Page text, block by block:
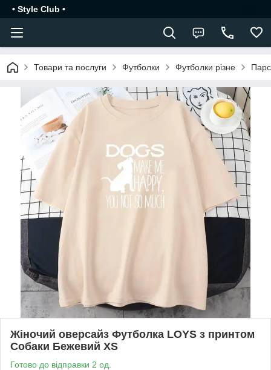
• Style Club •
Товари та послуги Футболки Футболки різне
Жіночий оверсайз Футболка LOYS з принтом
Собаки Бежевий XS
Готово до відправки 2 од.